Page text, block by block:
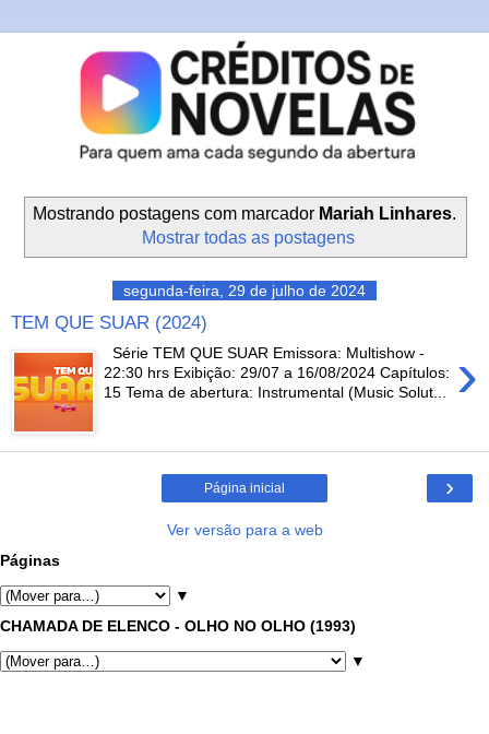
Mostrando postagens com marcador Mariah Linhares.
Mostrar todas as postagens
segunda-feira, 29 de julho de 2024
TEM QUE SUAR (2024)
›
Série TEM QUE SUAR Emissora: Multishow -
22:30 hrs Exibição: 29/07 a 16/08/2024 Capítulos:
15 Tema de abertura: Instrumental (Music Solut...
›
Página inicial
Ver versão para a web
Páginas
▼
CHAMADA DE ELENCO - OLHO NO OLHO (1993)
▼